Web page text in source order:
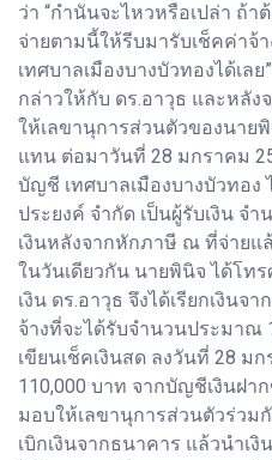
ว่า “กำนันจะไหวหรือเปล่า ถ้า
จ่ายตามนี้ให้รีบมารับเช็คค่าจ้
เทศบาลเมืองบางบัวทองได้เล
กล่าวให้กับ ดร.อาวุธ และหลั
ให้เลขานุการส่วนตัวของนาย
แทน ต่อมาวันที่ 28 มกราคม
บัญชี เทศบาลเมืองบางบัวทอ
ประยงค์ จำกัด เป็นผู้รับเงิน จำ
เงินหลังจากหักภาษี ณ ที่จ่ายแ
ในวันเดียวกัน นายพินิจ ได้โท
เงิน ดร.อาวุธ จึงได้เรียกเงินจ
จ้างที่จะได้รับจำนวนประมาณ
เขียนเช็คเงินสด ลงวันที่ 28 ม
110,000 บาท จากบัญชีเงินฝา
มอบให้เลขานุการส่วนตัวร่วม
เบิกเงินจากธนาคาร แล้วนำเ